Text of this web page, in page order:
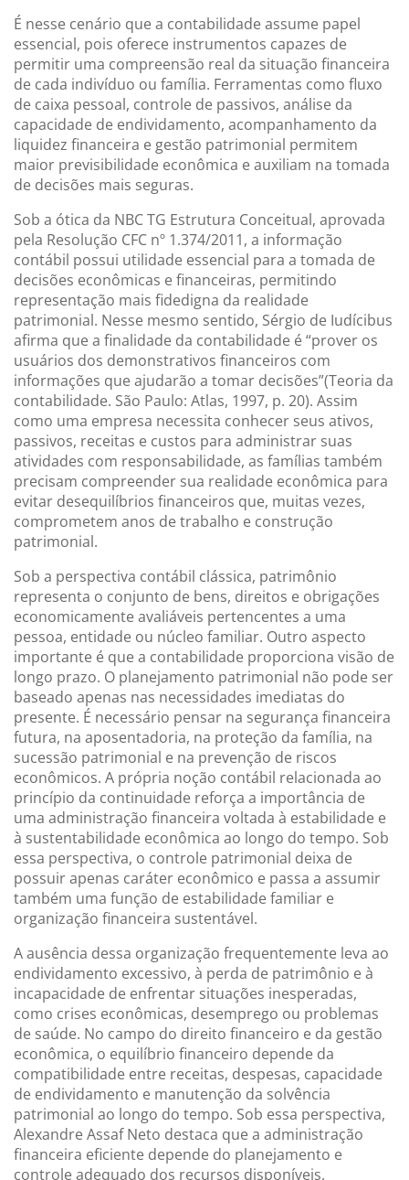
É nesse cenário que a contabilidade assume papel
essencial, pois oferece instrumentos capazes de
permitir uma compreensão real da situação financeira
de cada indivíduo ou família. Ferramentas como fluxo
de caixa pessoal, controle de passivos, análise da
capacidade de endividamento, acompanhamento da
liquidez financeira e gestão patrimonial permitem
maior previsibilidade econômica e auxiliam na tomada
de decisões mais seguras.
Sob a ótica da NBC TG Estrutura Conceitual, aprovada
pela Resolução CFC nº 1.374/2011, a informação
contábil possui utilidade essencial para a tomada de
decisões econômicas e financeiras, permitindo
representação mais fidedigna da realidade
patrimonial. Nesse mesmo sentido, Sérgio de Iudícibus
afirma que a finalidade da contabilidade é “prover os
usuários dos demonstrativos financeiros com
informações que ajudarão a tomar decisões”(Teoria da
contabilidade. São Paulo: Atlas, 1997, p. 20). Assim
como uma empresa necessita conhecer seus ativos,
passivos, receitas e custos para administrar suas
atividades com responsabilidade, as famílias também
precisam compreender sua realidade econômica para
evitar desequilíbrios financeiros que, muitas vezes,
comprometem anos de trabalho e construção
patrimonial.
Sob a perspectiva contábil clássica, patrimônio
representa o conjunto de bens, direitos e obrigações
economicamente avaliáveis pertencentes a uma
pessoa, entidade ou núcleo familiar. Outro aspecto
importante é que a contabilidade proporciona visão de
longo prazo. O planejamento patrimonial não pode ser
baseado apenas nas necessidades imediatas do
presente. É necessário pensar na segurança financeira
futura, na aposentadoria, na proteção da família, na
sucessão patrimonial e na prevenção de riscos
econômicos. A própria noção contábil relacionada ao
princípio da continuidade reforça a importância de
uma administração financeira voltada à estabilidade e
à sustentabilidade econômica ao longo do tempo. Sob
essa perspectiva, o controle patrimonial deixa de
possuir apenas caráter econômico e passa a assumir
também uma função de estabilidade familiar e
organização financeira sustentável.
A ausência dessa organização frequentemente leva ao
endividamento excessivo, à perda de patrimônio e à
incapacidade de enfrentar situações inesperadas,
como crises econômicas, desemprego ou problemas
de saúde. No campo do direito financeiro e da gestão
econômica, o equilíbrio financeiro depende da
compatibilidade entre receitas, despesas, capacidade
de endividamento e manutenção da solvência
patrimonial ao longo do tempo. Sob essa perspectiva,
Alexandre Assaf Neto destaca que a administração
financeira eficiente depende do planejamento e
controle adequado dos recursos disponíveis,